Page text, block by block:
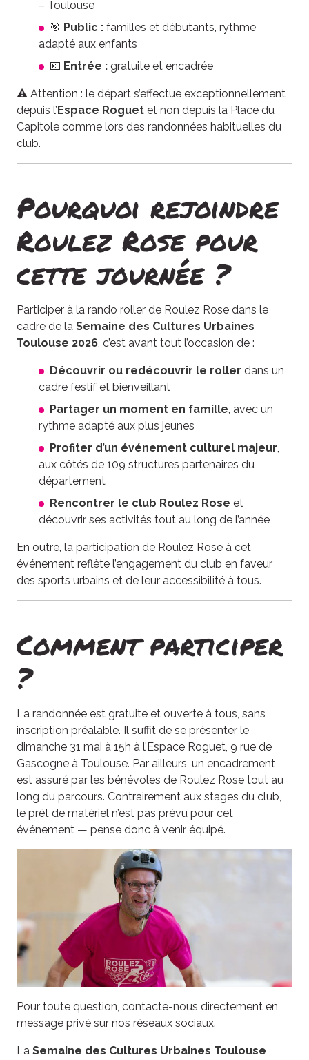
– Toulouse
🎯 Public : familles et débutants, rythme
adapté aux enfants
💶 Entrée : gratuite et encadrée
⚠️ Attention : le départ s’effectue exceptionnellement
depuis l’Espace Roguet et non depuis la Place du
Capitole comme lors des randonnées habituelles du
club.
Pourquoi rejoindre
Roulez Rose pour
cette journée ?
Participer à la rando roller de Roulez Rose dans le
cadre de la Semaine des Cultures Urbaines
Toulouse 2026, c’est avant tout l’occasion de :
Découvrir ou redécouvrir le roller dans un
cadre festif et bienveillant
Partager un moment en famille, avec un
rythme adapté aux plus jeunes
Profiter d’un événement culturel majeur,
aux côtés de 109 structures partenaires du
département
Rencontrer le club Roulez Rose et
découvrir ses activités tout au long de l’année
En outre, la participation de Roulez Rose à cet
événement reflète l’engagement du club en faveur
des sports urbains et de leur accessibilité à tous.
Comment participer
?
La randonnée est gratuite et ouverte à tous, sans
inscription préalable. Il suffit de se présenter le
dimanche 31 mai à 15h à l’Espace Roguet, 9 rue de
Gascogne à Toulouse. Par ailleurs, un encadrement
est assuré par les bénévoles de Roulez Rose tout au
long du parcours. Contrairement aux stages du club,
le prêt de matériel n’est pas prévu pour cet
événement — pense donc à venir équipé.
Pour toute question, contacte-nous directement en
message privé sur nos réseaux sociaux.
La Semaine des Cultures Urbaines Toulouse